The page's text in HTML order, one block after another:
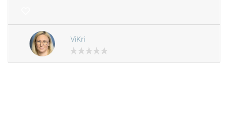
ViKri